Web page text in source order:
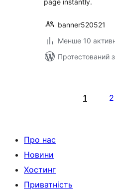
page instantly.
banner520521
Менше 10
Протестований
записів
1 2
Про нас
Новини
Хостинг
Приватність